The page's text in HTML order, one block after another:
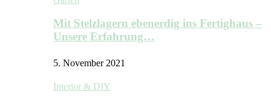
Mit Stelzlagern ebenerdig ins Fertighaus –
Unsere Erfahrung…
5. November 2021
Interior & DIY